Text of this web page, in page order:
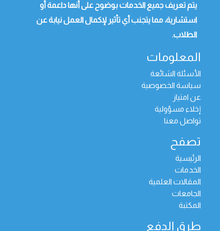
يتم تعريف جميع الخدمات بوضوح على أنها داعمة أو
استشارية، مما يتجنب أي تأثير لإكمال العمل نيابة عن
الطلاب.
المعلومات
الأسئلة الشائعة
سياسة الخصوصية
عن امتياز
إخلاء مسؤولية
تواصل معنا
تصفح
الرئيسية
الخدمات
المقالات العلمية
الجامعات
المكتبة
طرق الدفع